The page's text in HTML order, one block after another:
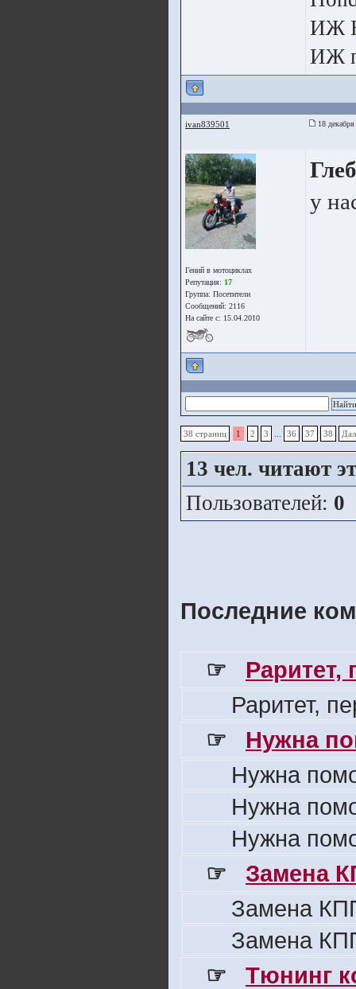
ИЖ
ИЖ
ivan839501 18
Гений в мотоциклах
Репутация: 17
Группа: Посетители
Сообщений: 2116
На сайте с: 15.04.2010
у
38 страниц 1 2 3 36 37 38
13 чел. читают
Пользователей: 0
Последние
☞
Раритет,
Раритет,
☞
Нужна
Нужна
Нужна
Нужна
☞
Замена
Замена
Замена
☞
Тюнинг